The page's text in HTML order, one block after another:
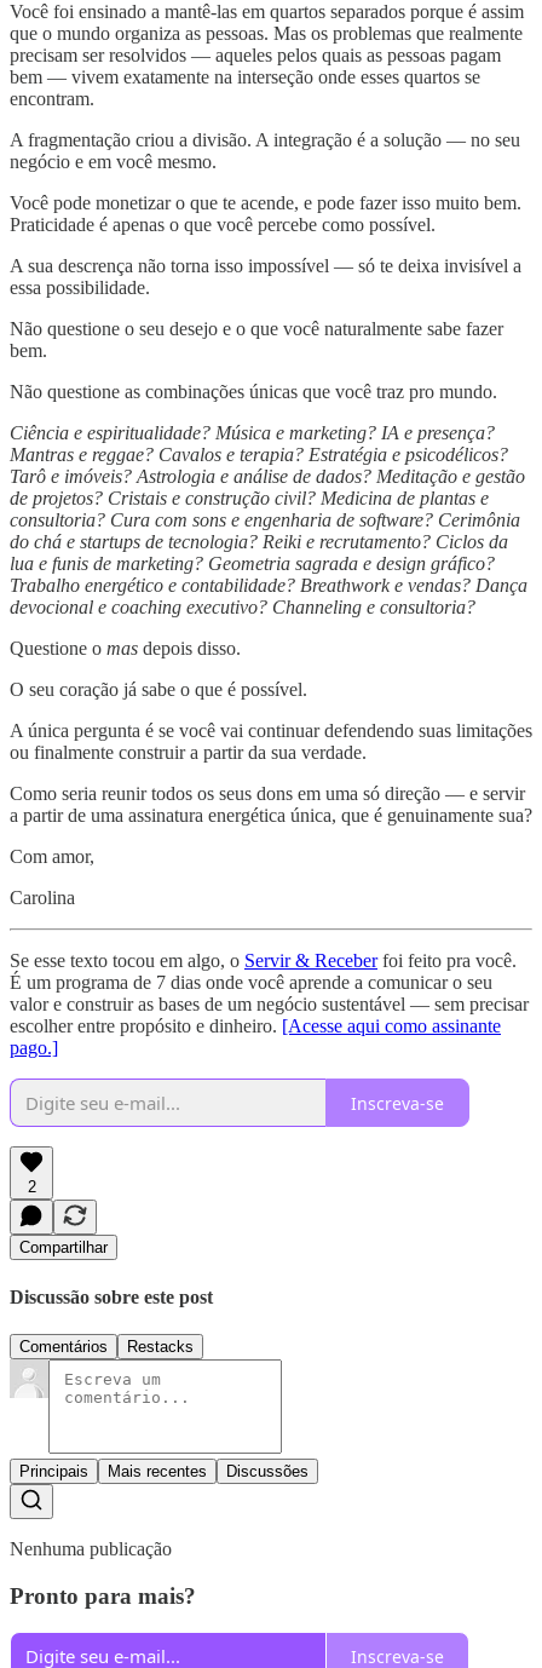
Você foi ensinado a mantê-las em quartos separados porque é assim
que o mundo organiza as pessoas. Mas os problemas que realmente
precisam ser resolvidos — aqueles pelos quais as pessoas pagam
bem — vivem exatamente na interseção onde esses quartos se
encontram.
A fragmentação criou a divisão. A integração é a solução — no seu
negócio e em você mesmo.
Você pode monetizar o que te acende, e pode fazer isso muito bem.
Praticidade é apenas o que você percebe como possível.
A sua descrença não torna isso impossível — só te deixa invisível a
essa possibilidade.
Não questione o seu desejo e o que você naturalmente sabe fazer
bem.
Não questione as combinações únicas que você traz pro mundo.
Ciência e espiritualidade? Música e marketing? IA e presença?
Mantras e reggae? Cavalos e terapia? Estratégia e psicodélicos?
Tarô e imóveis? Astrologia e análise de dados? Meditação e gestão
de projetos? Cristais e construção civil? Medicina de plantas e
consultoria? Cura com sons e engenharia de software? Cerimônia
do chá e startups de tecnologia? Reiki e recrutamento? Ciclos da
lua e funis de marketing? Geometria sagrada e design gráfico?
Trabalho energético e contabilidade? Breathwork e vendas? Dança
devocional e coaching executivo? Channeling e consultoria?
Questione o mas depois disso.
O seu coração já sabe o que é possível.
A única pergunta é se você vai continuar defendendo suas limitações
ou finalmente construir a partir da sua verdade.
Como seria reunir todos os seus dons em uma só direção — e servir
a partir de uma assinatura energética única, que é genuinamente sua?
Com amor,
Carolina
Se esse texto tocou em algo, o Servir & Receberfoi feito pra você.
É um programa de 7 dias onde você aprende a comunicar o seu
valor e construir as bases de um negócio sustentável — sem precisar
escolher entre propósito e dinheiro. [Acesse aqui como assinante
pago.]
Inscreva-se
2
Compartilhar
Discussão sobre este post
Comentários Restacks
Principais Mais recentes Discussões
Nenhuma publicação
Pronto para mais?
Inscreva-se